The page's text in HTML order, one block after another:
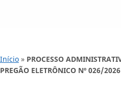
Início » PROCESSO
PREGÃO ELETRÔNICO Nº 026/2026